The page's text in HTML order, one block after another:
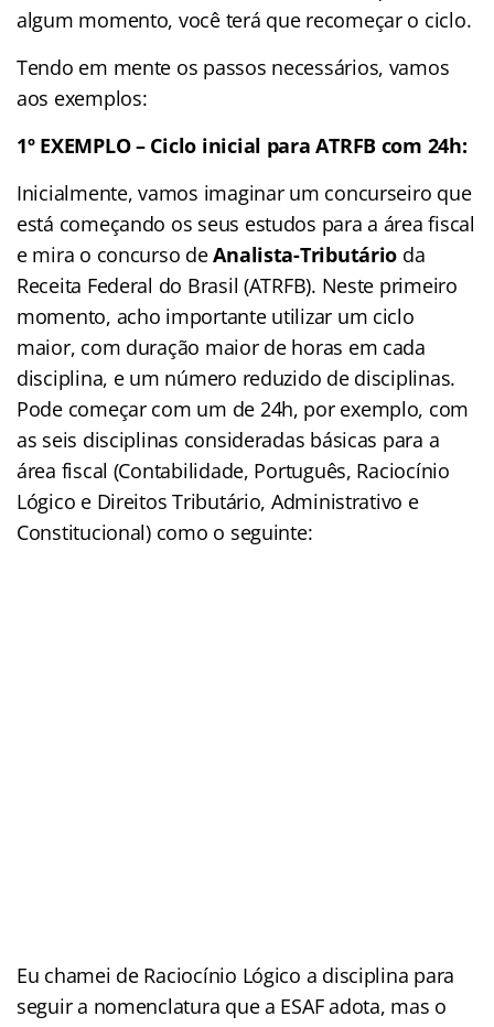
algum momento, você terá que recomeçar o ciclo.
Tendo em mente os passos necessários, vamos
aos exemplos:
1º EXEMPLO – Ciclo inicial para ATRFB com 24h:
Inicialmente, vamos imaginar um concurseiro que
está começando os seus estudos para a área fiscal
e mira o concurso deAnalista-Tributário da
Receita Federal do Brasil (ATRFB). Neste primeiro
momento, acho importante utilizar um ciclo
maior, com duração maior de horas em cada
disciplina, e um número reduzido de disciplinas.
Pode começar com um de 24h, por exemplo, com
as seis disciplinas consideradas básicas para a
área fiscal (Contabilidade, Português, Raciocínio
Lógico e Direitos Tributário, Administrativo e
Constitucional) como o seguinte:
Eu chamei de Raciocínio Lógico a disciplina para
seguir a nomenclatura que a ESAF adota, mas o